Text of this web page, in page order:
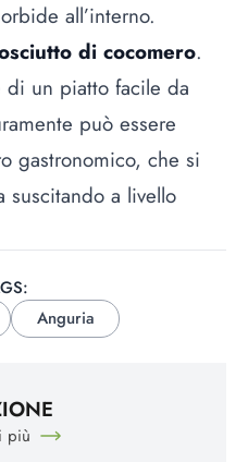
all’interno.
di cocomero.
di un piatto facile da
può essere
gastronomico, che si
suscitando a livello
Anguria
più